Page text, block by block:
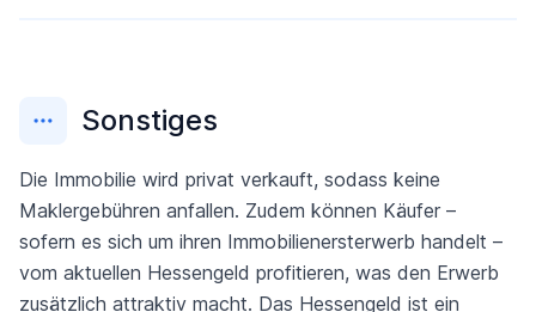
Sonstiges
Die Immobilie wird privat verkauft, sodass keine
Maklergebühren anfallen. Zudem können Käufer –
sofern es sich um ihren Immobilienersterwerb handelt –
vom aktuellen Hessengeld profitieren, was den Erwerb
zusätzlich attraktiv macht. Das Hessengeld ist ein